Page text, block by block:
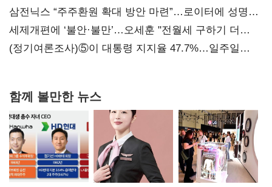
지지도 '50% 아래로'(종합)
삼전닉스 “주주환원 확대 방안 마련”…로이터에 성명
보내
세제개편에 ‘불안·불만’…오세훈 "전월세 구하기 더
힘들어질 것"
(정기여론조사)⑤이 대통령 지지율 47.7%…일주일
함께 볼만한 뉴스